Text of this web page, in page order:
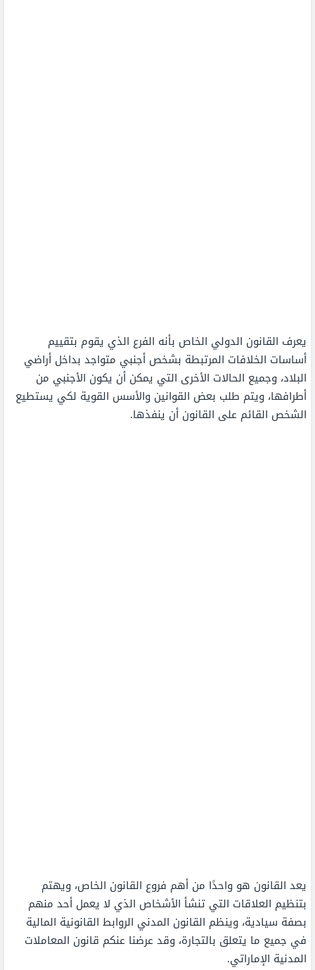
يعرف القانون الدولي الخاص بأنه الفرع الذي يقوم بتقييم
أساسات الخلافات المرتبطة بشخص أجنبي متواجد بداخل أراضي
البلاد، وجميع الحالات الأخرى التي يمكن أن يكون الأجنبي من
أطرافها، ويتم طلب بعض القوانين والأسس القوية لكي يستطيع
الشخص القائم على القانون أن ينفذها.
يعد القانون هو واحدًا من أهم فروع القانون الخاص، ويهتم
بتنظيم العلاقات التي تنشأ الأشخاص الذي لا يعمل أحد منهم
بصفة سيادية، وينظم القانون المدني الروابط القانونية المالية
في جميع ما يتعلق بالتجارة، وقد عرضنا عنكم قانون المعاملات
المدنية الإماراتي.